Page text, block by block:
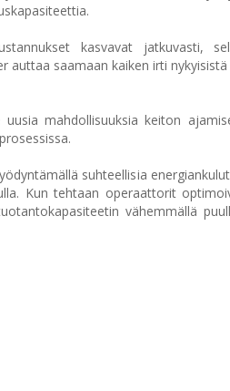
kasvavat jatkuvasti,
auttaa saamaan kaiken irti
mahdollisuuksia keiton
suhteellisia
Kun tehtaan operaattorit
vähemmällä